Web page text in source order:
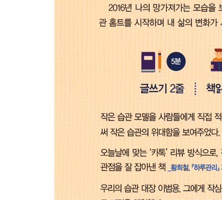
5개월 완성 평생 습관 프로젝트
작은 습관 1단계 - 습관 3개 엄선하기
작은 습관 2단계 - 습관 실천 보고서 공유하기
작은 습관 3단계 - 피드백 모임 갖기
작은 습관 4단계 - 보상하기